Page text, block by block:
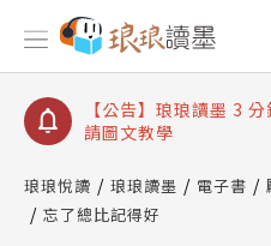
【公告】琅琅讀墨數
【公告】琅琅讀墨書櫃
【公告】琅琅讀墨 3
請圖文教學
查詢
【公告】琅琅讀墨數位
琅琅悅讀 琅琅讀墨 電子書
忘了總比記得好